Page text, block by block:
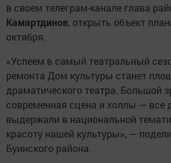
в своем телеграм-канале глава
Камартдинов, открыть объект
октября.
«Успеем в самый театральный
ремонта Дом культуры станет
драматического театра. Большой
современная сцена и холлы — все
выдержали в национальной
красоту нашей культуры», —
Буинского района.